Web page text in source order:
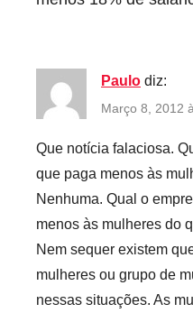
Paulo diz:
Março 8, 2012
Que notícia falaciosa.
que paga menos às
Nenhuma. Qual o
menos às mulheres do
Nem sequer existem
mulheres ou grupo de
nessas situações. As